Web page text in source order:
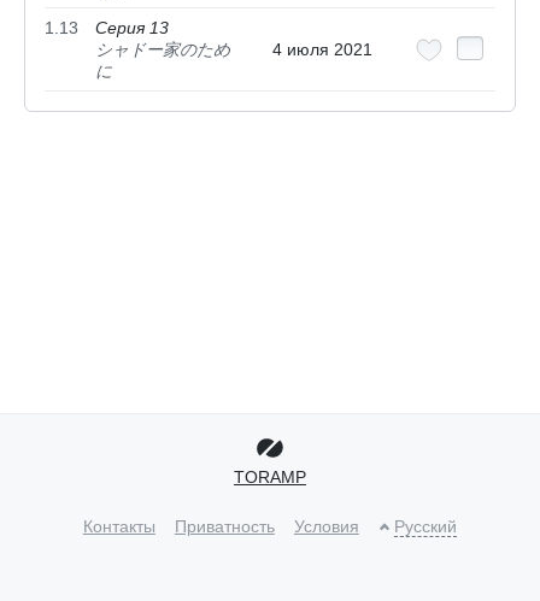
1.13
Серия 13
シャドー家のため
に
4 июля 2021
TORAMP
Контакты Приватность Условия Русский